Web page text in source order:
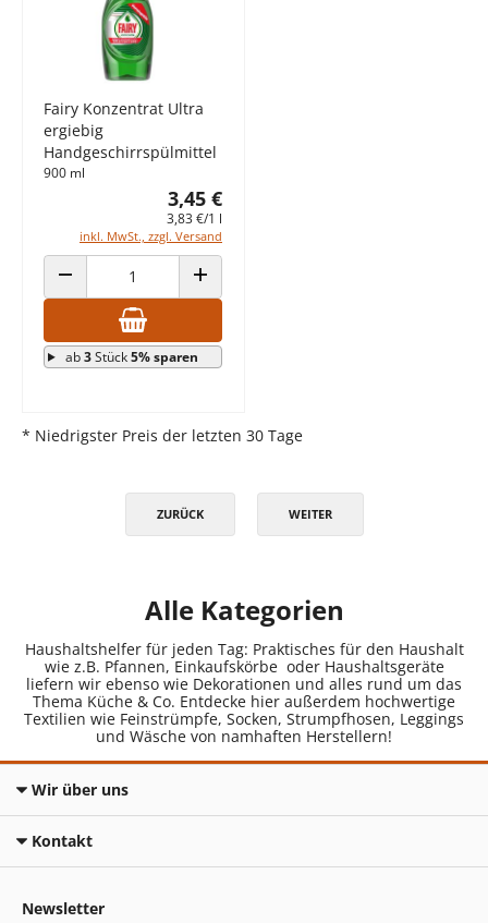
Fairy Konzentrat Ultra
ergiebig
Handgeschirrspülmittel
900 ml
3,45 €
3,83 €/1 l
inkl. MwSt., zzgl. Versand
ANZAHL VERRINGERN ANZAHL ERHÖHEN
ab3Stück5% sparen
* Niedrigster Preis der letzten 30 Tage
ZURÜCK WEITER
Alle Kategorien
Haushaltshelfer für jeden Tag: Praktisches für den Haushalt
wie z.B. Pfannen, Einkaufskörbe oder Haushaltsgeräte
liefern wir ebenso wie Dekorationen und alles rund um das
Thema Küche & Co. Entdecke hier außerdem hochwertige
Textilien wie Feinstrümpfe, Socken, Strumpfhosen, Leggings
und Wäsche von namhaften Herstellern!
Wir über uns
Kontakt
Newsletter